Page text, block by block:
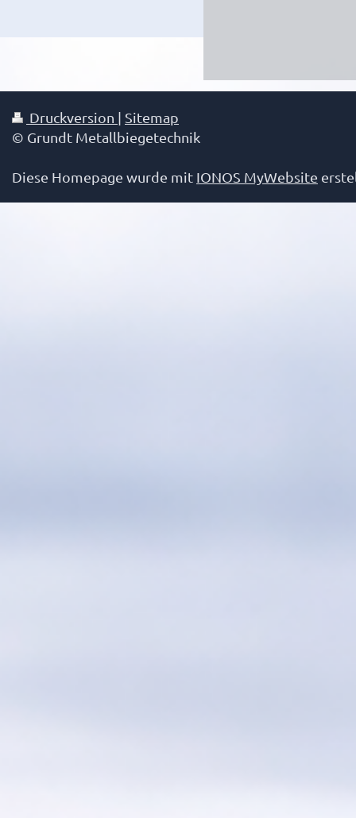
Druckversion | Sitemap
© Grundt Metallbiegetechnik
Diese Homepage wurde mit IONOS MyWebsite